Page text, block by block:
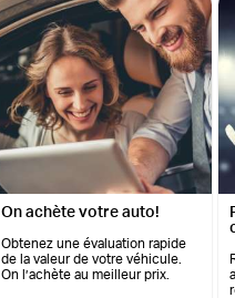
On achète votre auto!
Obtenez une évaluation rapide
de la valeur de votre véhicule.
On l’achète au meilleur prix.